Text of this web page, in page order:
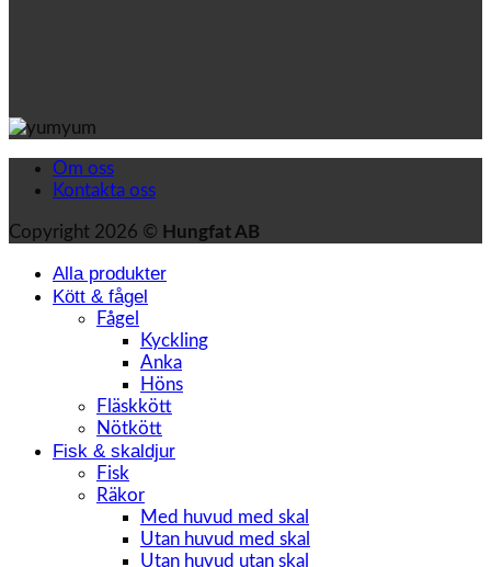
Om oss
Kontakta oss
Copyright 2026 © Hungfat AB
Alla produkter
Kött & fågel
Fågel
Kyckling
Anka
Höns
Fläskkött
Nötkött
Fisk & skaldjur
Fisk
Räkor
Med huvud med skal
Utan huvud med skal
Utan huvud utan skal